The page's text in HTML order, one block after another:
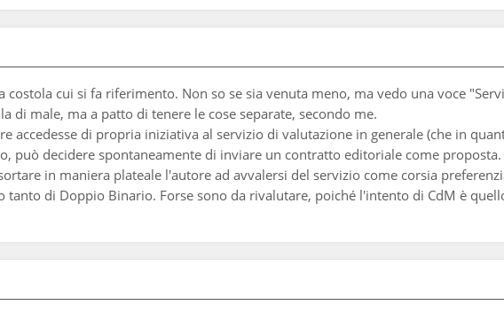
cui si fa riferimento. Non so se sia venuta meno, ma vedo una voce
di male, ma a patto di tenere le cose separate, secondo me.
accedesse di propria iniziativa al servizio di valutazione in generale (che in
può decidere spontaneamente di inviare un contratto editoriale come proposta.
in maniera plateale l'autore ad avvalersi del servizio come corsia
tanto di Doppio Binario. Forse sono da rivalutare, poiché l'intento di CdM è